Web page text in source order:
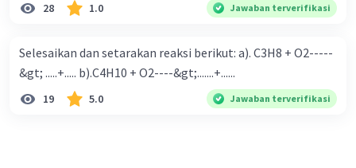
28 1.0 Jawaban terverifikasi
Selesaikan dan setarakan reaksi berikut: a). C3H8 + O2-----
&gt; .....+..... b).C4H10 + O2----&gt;.......+......
19 5.0 Jawaban terverifikasi